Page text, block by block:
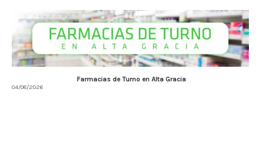
Farmacias de Turno en Alta Gracia
04/08/2026